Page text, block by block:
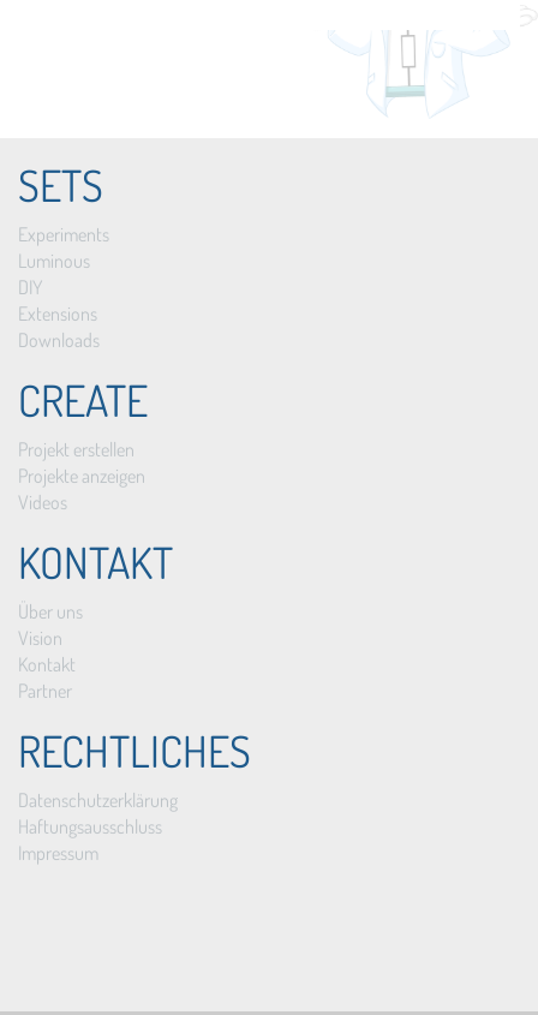
SETS
Experiments
Luminous
DIY
Extensions
Downloads
CREATE
Projekt erstellen
Projekte anzeigen
Videos
KONTAKT
Über uns
Vision
Kontakt
Partner
RECHTLICHES
Datenschutzerklärung
Haftungsausschluss
Impressum